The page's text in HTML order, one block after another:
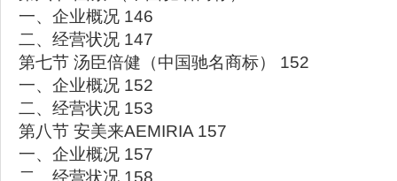
一、企业概况 146
二、经营状况 147
第七节 汤臣倍健（中国驰名商标） 152
一、企业概况 152
二、经营状况 153
第八节 安美来AEMIRIA 157
一、企业概况 157
二、经营状况 158